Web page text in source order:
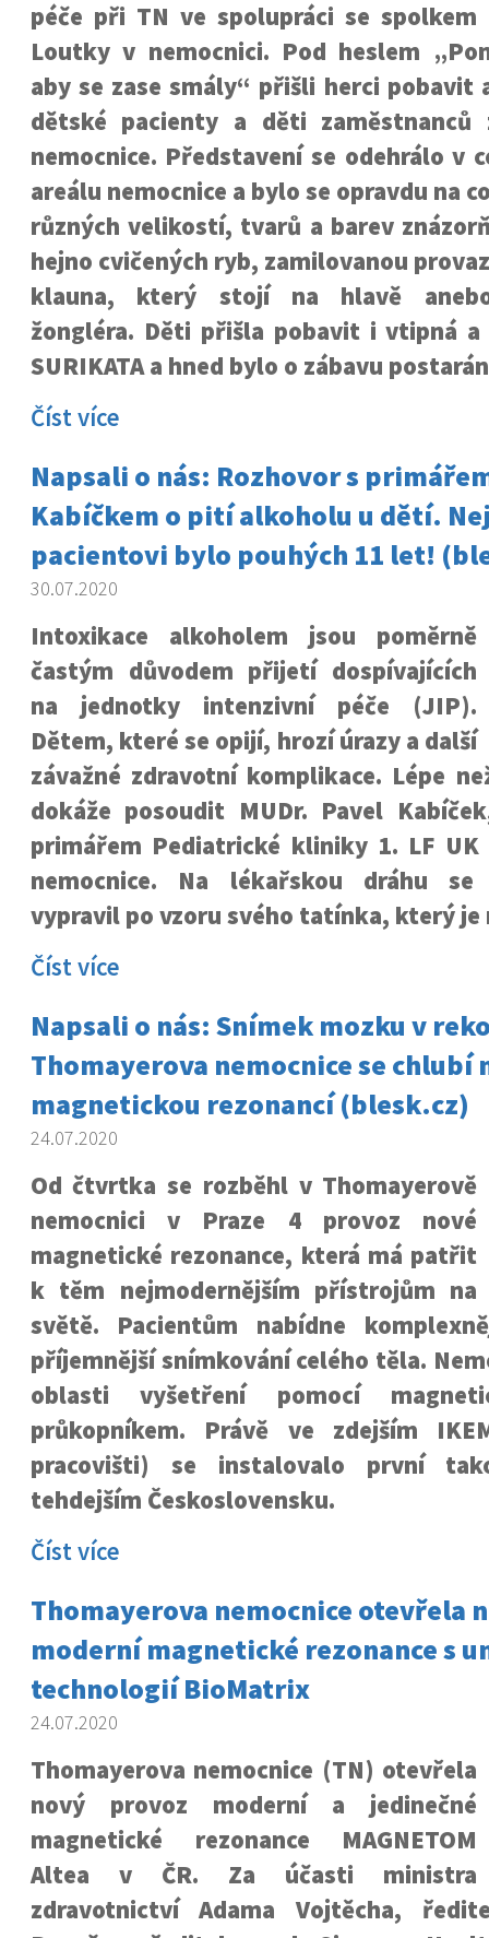
péče při TN ve spolupráci se spolkem
Loutky v nemocnici. Pod heslem
aby se zase smály“ přišli herci pobavit
dětské pacienty a děti zaměstnanců
nemocnice. Představení se odehrálo v
areálu nemocnice a bylo se opravdu na
různých velikostí, tvarů a barev
hejno cvičených ryb, zamilovanou
klauna, který stojí na hlavě
žongléra. Děti přišla pobavit i vtipná
SURIKATA a hned bylo o zábavu
Číst více
Napsali o nás: Rozhovor s
Kabíčkem o pití alkoholu u dětí.
pacientovi bylo pouhých 11 let!
30.07.2020
Intoxikace alkoholem jsou poměrně
častým důvodem přijetí dospívajících
na jednotky intenzivní péče (JIP).
Dětem, které se opijí, hrozí úrazy a další
závažné zdravotní komplikace. Lépe
dokáže posoudit MUDr. Pavel
primářem Pediatrické kliniky 1. LF UK
nemocnice. Na lékařskou dráhu se
vypravil po vzoru svého tatínka, který je
Číst více
Napsali o nás: Snímek mozku v
Thomayerova nemocnice se chlubí
magnetickou rezonancí (blesk.cz)
24.07.2020
Od čtvrtka se rozběhl v Thomayerově
nemocnici v Praze 4 provoz nové
magnetické rezonance, která má patřit
k těm nejmodernějším přístrojům na
světě. Pacientům nabídne
příjemnější snímkování celého těla.
oblasti vyšetření pomocí
průkopníkem. Právě ve zdejším
pracovišti) se instalovalo první
tehdejším Československu.
Číst více
Thomayerova nemocnice otevřela
moderní magnetické rezonance s
technologií BioMatrix
24.07.2020
Thomayerova nemocnice (TN) otevřela
nový provoz moderní a jedinečné
magnetické rezonance MAGNETOM
Altea v ČR. Za účasti ministra
zdravotnictví Adama Vojtěcha,